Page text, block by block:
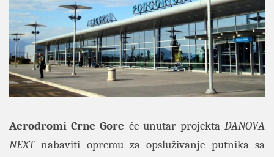
Aerodromi Crne Gore će unutar projektaDANOVA
NEXTnabaviti opremu za opsluživanje putnika sa